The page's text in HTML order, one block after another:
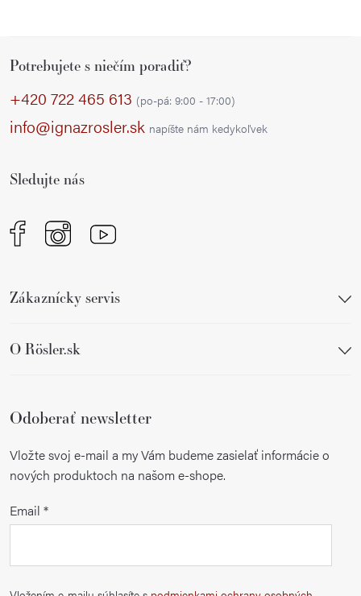
Potrebujete s niečím poradiť?
+420 722 465 613 (po-pá: 9:00 - 17:00)
info@ignazrosler.sk napíšte nám kedykoľvek
Sledujte nás
Zákaznícky servis
O Rösler.sk
Odoberať newsletter
Vložte svoj e-mail a my Vám budeme zasielať informácie o
nových produktoch na našom e-shope.
Email